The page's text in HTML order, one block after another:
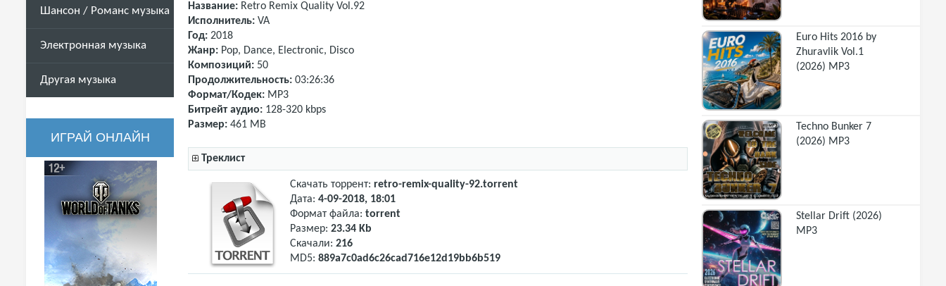
Шансон / Романс музыка
Электронная музыка
Другая музыка
ИГРАЙ ОНЛАЙН
Название: Retro Remix Quality Vol.92
Исполнитель: VA
Год: 2018
Жанр: Pop, Dance, Electronic, Disco
Композиций: 50
Продолжительность: 03:26:36
Формат/Кодек: MP3
Битрейт аудио: 128-320 kbps
Размер: 461 MB
Треклист
Скачать торрент: retro-remix-quality-92.torrent
Дата: 4-09-2018, 18:01
Формат файла: torrent
Размер: 23.34 Kb
Скачали: 216
MD5: 889a7c0ad6c26cad716e12d19bb6b519
Euro Hits 2016 by
Zhuravlik Vol.1
(2026) MP3
Techno Bunker 7
(2026) MP3
Stellar Drift (2026)
MP3